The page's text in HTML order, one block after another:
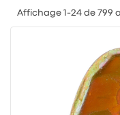
Affichage 1-24 de 799